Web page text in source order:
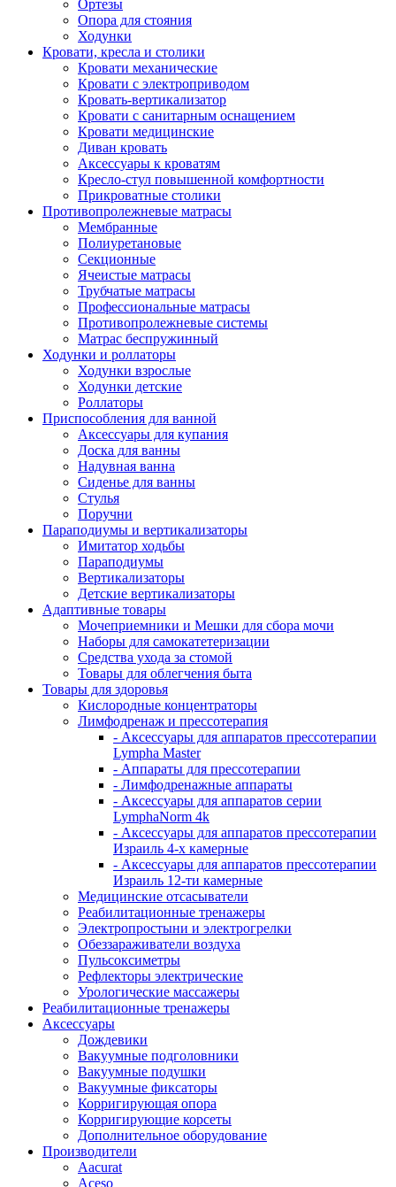
Ортезы
Опора для стояния
Ходунки
Кровати, кресла и столики
Кровати механические
Кровати с электроприводом
Кровать-вертикализатор
Кровати с санитарным оснащением
Кровати медицинские
Диван кровать
Аксессуары к кроватям
Кресло-стул повышенной комфортности
Прикроватные столики
Противопролежневые матрасы
Мембранные
Полиуретановые
Секционные
Ячеистые матрасы
Трубчатые матрасы
Профессиональные матрасы
Противопролежневые системы
Матрас беспружинный
Ходунки и роллаторы
Ходунки взрослые
Ходунки детские
Роллаторы
Приспособления для ванной
Аксессуары для купания
Доска для ванны
Надувная ванна
Сиденье для ванны
Стулья
Поручни
Параподиумы и вертикализаторы
Имитатор ходьбы
Параподиумы
Вертикализаторы
Детские вертикализаторы
Адаптивные товары
Мочеприемники и Мешки для сбора мочи
Наборы для самокатетеризации
Средства ухода за стомой
Товары для облегчения быта
Товары для здоровья
Кислородные концентраторы
Лимфодренаж и прессотерапия
- Аксессуары для аппаратов прессотерапии
Lympha Master
- Аппараты для прессотерапии
- Лимфодренажные аппараты
- Аксессуары для аппаратов серии
LymphaNorm 4k
- Аксессуары для аппаратов прессотерапии
Израиль 4-х камерные
- Аксессуары для аппаратов прессотерапии
Израиль 12-ти камерные
Медицинские отсасыватели
Реабилитационные тренажеры
Электропростыни и электрогрелки
Обеззараживатели воздуха
Пульсоксиметры
Рефлекторы электрические
Урологические массажеры
Реабилитационные тренажеры
Аксессуары
Дождевики
Вакуумные подголовники
Вакуумные подушки
Вакуумные фиксаторы
Корригирующая опора
Корригирующие корсеты
Дополнительное оборудование
Производители
Aacurat
Aceso